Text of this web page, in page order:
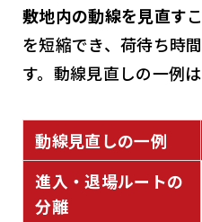
敷地内の動線を見直す
を短縮でき、荷待ち時
す。動線見直しの一例
動線見直しの一例
進入・退場ルートの
分離